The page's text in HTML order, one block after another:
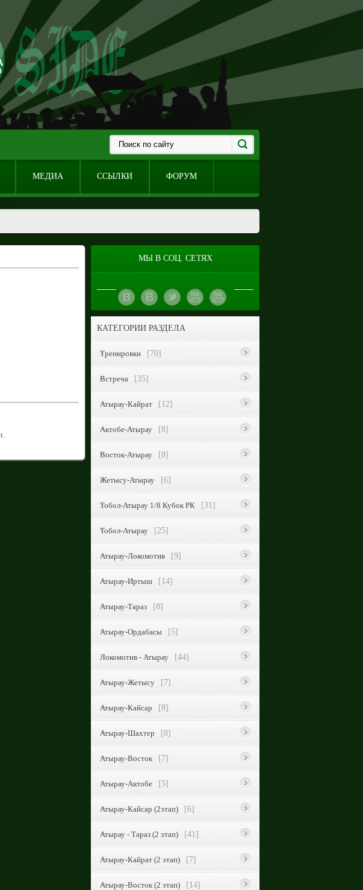
МЕДИА ССЫЛКИ ФОРУМ
МЫ В СОЦ. СЕТЯХ
КАТЕГОРИИ РАЗДЕЛА
Тренировки [70]
Встреча [35]
Атырау-Кайрат [12]
Актобе-Атырау [8]
Восток-Атырау [8]
Жетысу-Атырау [6]
Тобол-Атырау 1/8 Кубок РК [31]
Тобол-Атырау [25]
Атырау-Локомотив [9]
Атырау-Иртыш [14]
Атырау-Тараз [8]
Атырау-Ордабасы [5]
Локомотив - Атырау [44]
Атырау-Жетысу [7]
Атырау-Кайсар [8]
Атырау-Шахтер [8]
Атырау-Восток [7]
Атырау-Актобе [5]
Атырау-Кайсар (2этап) [6]
Атырау - Тараз (2 этап) [41]
Атырау-Кайрат (2 этап) [7]
Атырау-Восток (2 этап) [14]